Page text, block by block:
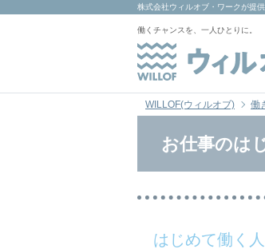
株式会社ウィルオブ・ワーク が提
働くチャンスを、一人ひとりに。
WILLOF(ウィルオブ) 働
お仕事のは
はじめて働く